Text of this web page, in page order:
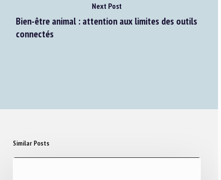
Next Post
Bien-être animal : attention aux limites des outils
connectés
Similar Posts